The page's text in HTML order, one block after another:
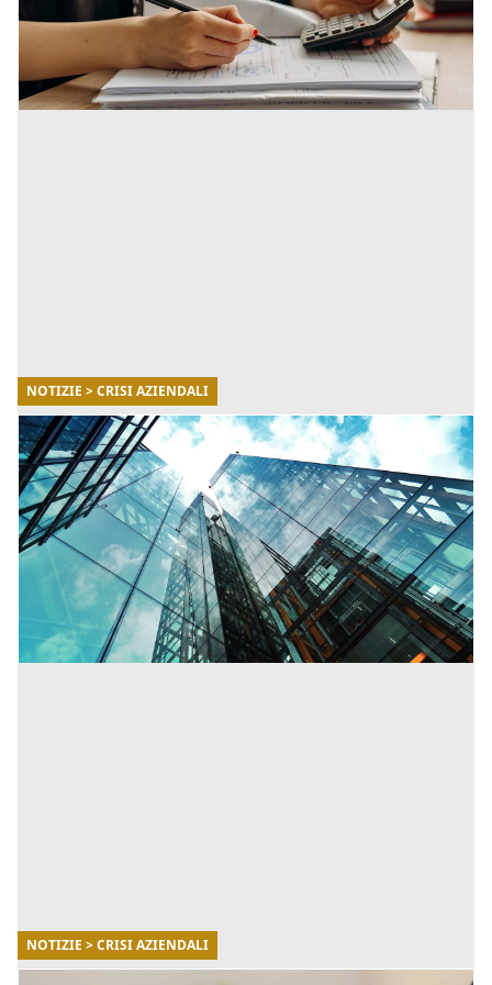
tale gesto si apre un futuro pieno di novità per le impr
[...]
NOTIZIE > CRISI AZIENDALI
17/08/2022
Crisi e risanamento aziendale: tutte le
(nuove) possibili soluzioni
Le linee guida estendono il concetto di aiuto al
salvataggio al fine di consentire all'impresa
beneficiaria di adottare misure urgenti, anche di
natura strutturale. [...]
NOTIZIE > CRISI AZIENDALI